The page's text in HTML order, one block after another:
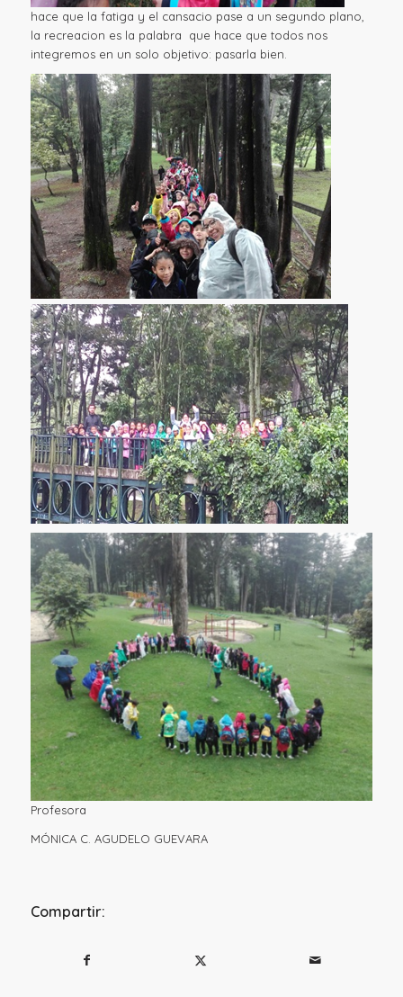
hace que la fatiga y el cansacio pase a un segundo plano,
la recreacion es la palabra que hace que todos nos
integremos en un solo objetivo: pasarla bien.
Profesora
MÓNICA C. AGUDELO GUEVARA
Compartir: